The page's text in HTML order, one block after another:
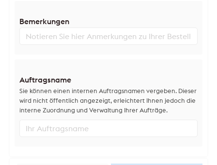
Bemerkungen
Auftragsname
Sie können einen internen Auftragsnamen vergeben. Dieser
wird nicht öffentlich angezeigt, erleichtert Ihnen jedoch die
interne Zuordnung und Verwaltung Ihrer Aufträge.